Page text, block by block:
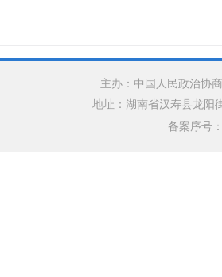
主办：中国人民政治协
地址：湖南省汉寿县龙
备案序号